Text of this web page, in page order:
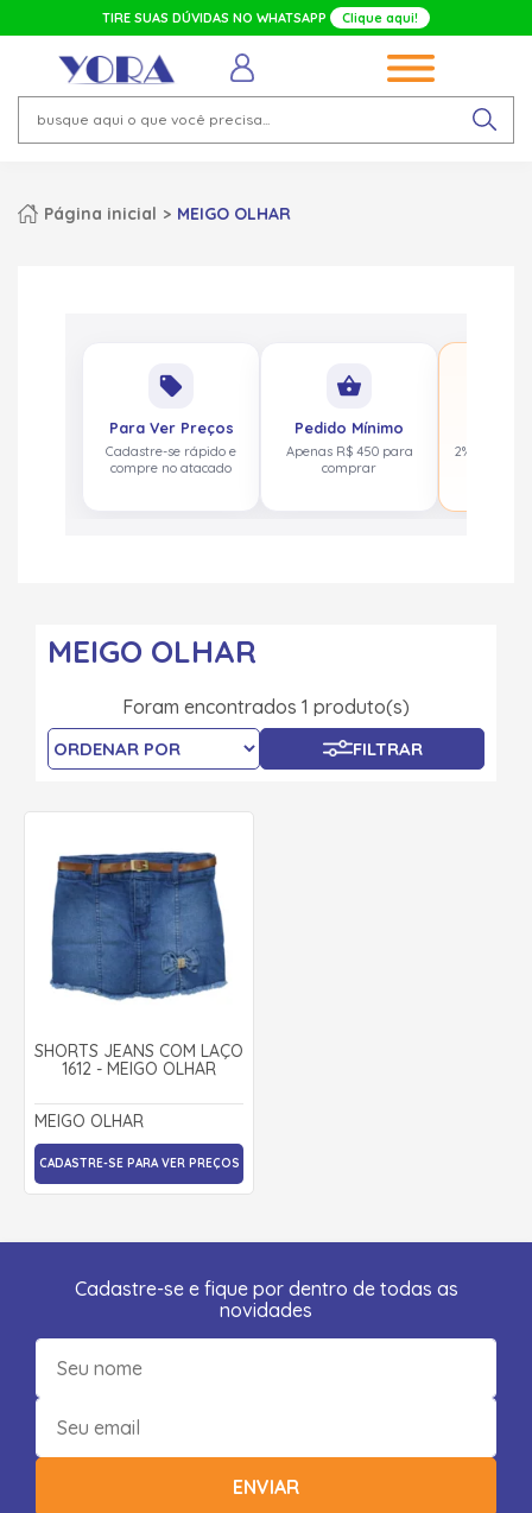
TIRE SUAS DÚVIDAS NO WHATSAPP Clique aqui!
Página inicial MEIGO OLHAR
local_offer
Para Ver Preços
Cadastre-se rápido e
compre no atacado
shopping_basket
Pedido Mínimo
Apenas R$ 450 para
comprar
2% de volta
MEIGO OLHAR
Foram encontrados 1 produto(s)
FILTRAR
SHORTS JEANS COM LAÇO
1612 - MEIGO OLHAR
MEIGO OLHAR
CADASTRE-SE PARA VER PREÇOS
Cadastre-se e fique por dentro de todas as
novidades
ENVIAR